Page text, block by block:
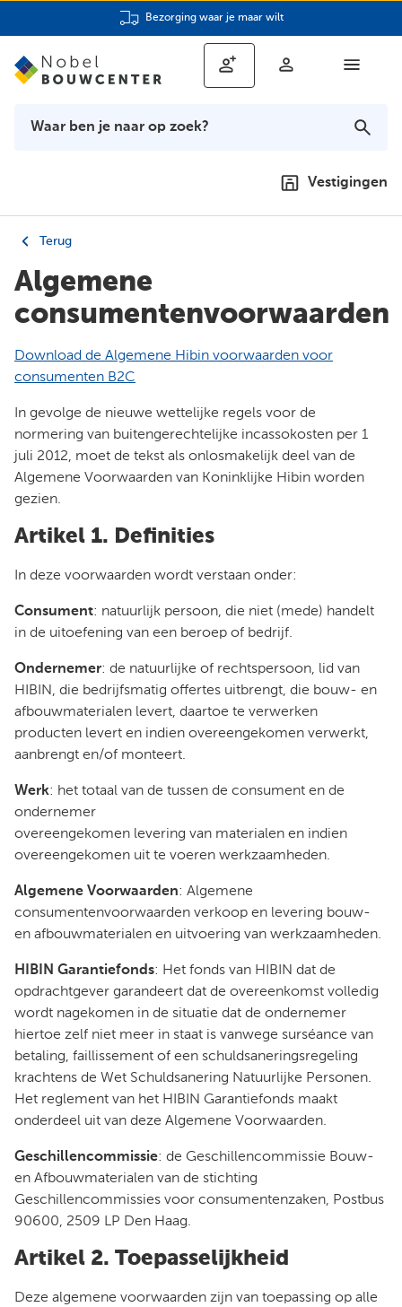
2 showrooms
Vestigingen
Terug
Algemene
consumentenvoorwaarden
Download de Algemene Hibin voorwaarden voor
consumenten B2C
In gevolge de nieuwe wettelijke regels voor de
normering van buitengerechtelijke incassokosten per 1
juli 2012, moet de tekst als onlosmakelijk deel van de
Algemene Voorwaarden van Koninklijke Hibin worden
gezien.
Artikel 1. Definities
In deze voorwaarden wordt verstaan onder:
Consument: natuurlijk persoon, die niet (mede) handelt
in de uitoefening van een beroep of bedrijf.
Ondernemer: de natuurlijke of rechtspersoon, lid van
HIBIN, die bedrijfsmatig offertes uitbrengt, die bouw- en
afbouwmaterialen levert, daartoe te verwerken
producten levert en indien overeengekomen verwerkt,
aanbrengt en/of monteert.
Werk: het totaal van de tussen de consument en de
ondernemer
overeengekomen levering van materialen en indien
overeengekomen uit te voeren werkzaamheden.
Algemene Voorwaarden: Algemene
consumentenvoorwaarden verkoop en levering bouw-
en afbouwmaterialen en uitvoering van werkzaamheden.
HIBIN Garantiefonds: Het fonds van HIBIN dat de
opdrachtgever garandeert dat de overeenkomst volledig
wordt nagekomen in de situatie dat de ondernemer
hiertoe zelf niet meer in staat is vanwege surséance van
betaling, faillissement of een schuldsaneringsregeling
krachtens de Wet Schuldsanering Natuurlijke Personen.
Het reglement van het HIBIN Garantiefonds maakt
onderdeel uit van deze Algemene Voorwaarden.
Geschillencommissie: de Geschillencommissie Bouw-
en Afbouwmaterialen van de stichting
Geschillencommissies voor consumentenzaken, Postbus
90600, 2509 LP Den Haag.
Artikel 2. Toepasselijkheid
Deze algemene voorwaarden zijn van toepassing op alle